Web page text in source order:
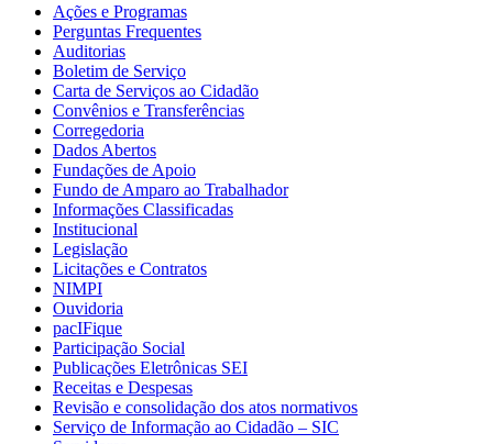
Ações e Programas
Perguntas Frequentes
Auditorias
Boletim de Serviço
Carta de Serviços ao Cidadão
Convênios e Transferências
Corregedoria
Dados Abertos
Fundações de Apoio
Fundo de Amparo ao Trabalhador
Informações Classificadas
Institucional
Legislação
Licitações e Contratos
NIMPI
Ouvidoria
pacIFique
Participação Social
Publicações Eletrônicas SEI
Receitas e Despesas
Revisão e consolidação dos atos normativos
Serviço de Informação ao Cidadão – SIC